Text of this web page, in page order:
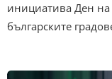
инициатива Ден на
българските